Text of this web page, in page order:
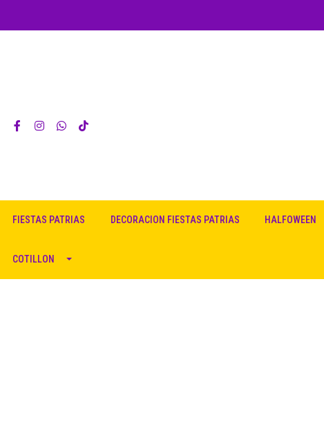
FIESTAS PATRIAS DECORACION FIESTAS PATRIAS HALFOWEEN
COTILLON